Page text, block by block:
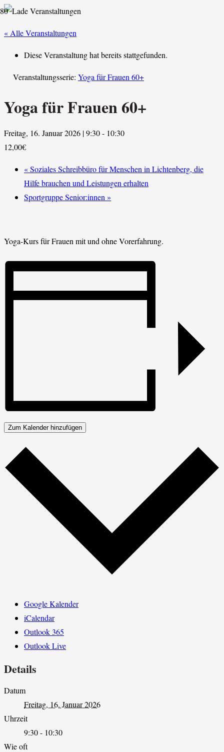
« Alle Veranstaltungen
Diese Veranstaltung hat bereits stattgefunden.
Veranstaltungsserie: Yoga für Frauen 60+
Yoga für Frauen 60+
Freitag, 16. Januar 2026 | 9:30- 10:30
12,00€
«Soziales Schreibbüro für Menschen in Lichtenberg, die
Hilfe brauchen und Leistungen erhalten
Sportgruppe Senior:innen »
Yoga-Kurs für Frauen mit und ohne Vorerfahrung.
Zum Kalender hinzufügen
Google Kalender
iCalendar
Outlook 365
Outlook Live
Details
Datum
Freitag, 16. Januar 2026
Uhrzeit
9:30 - 10:30
Wie oft